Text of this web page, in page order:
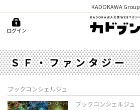
KADOKAWA Group
ログイン
ＳＦ・ファンタジー
ブックコンシェルジュ
ブックコンシェルジュ